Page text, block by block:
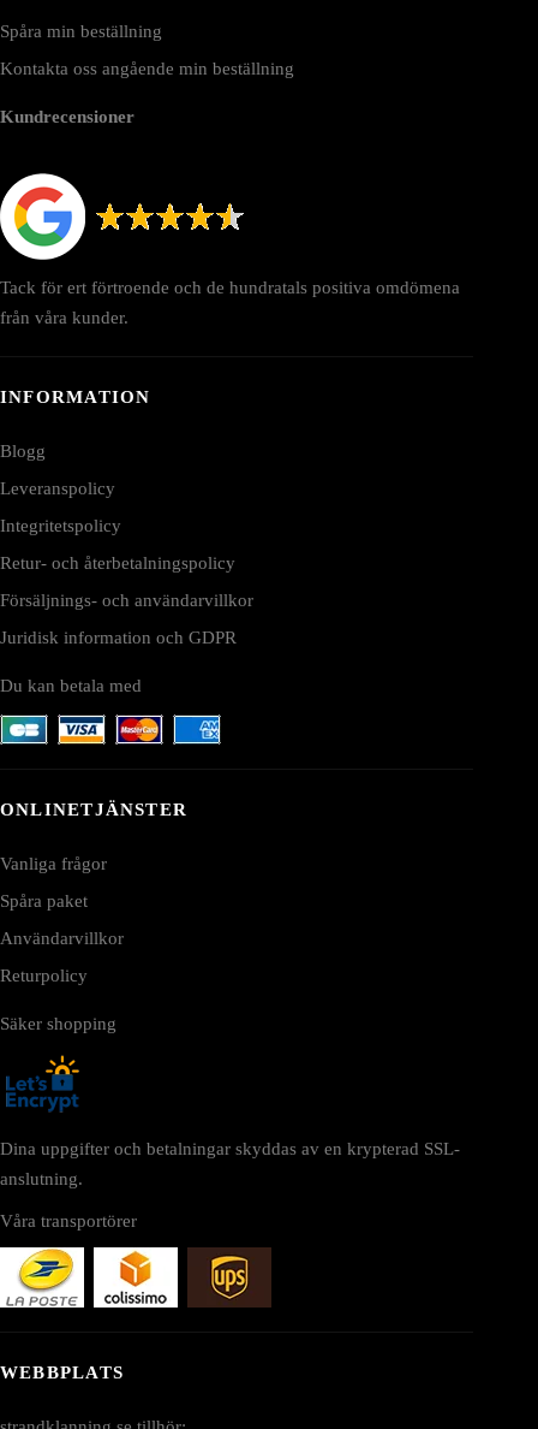
Spåra min beställning
Kontakta oss angående min beställning
Kundrecensioner
Tack för ert förtroende och de hundratals positiva omdömena
från våra kunder.
INFORMATION
Blogg
Leveranspolicy
Integritetspolicy
Retur- och återbetalningspolicy
Försäljnings- och användarvillkor
Juridisk information och GDPR
Du kan betala med
ONLINETJÄNSTER
Vanliga frågor
Spåra paket
Användarvillkor
Returpolicy
Säker shopping
Dina uppgifter och betalningar skyddas av en krypterad SSL-
anslutning.
Våra transportörer
WEBBPLATS